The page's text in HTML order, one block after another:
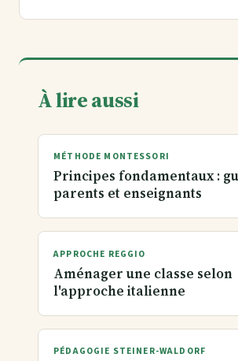
À lire aussi
MÉTHODE MONTESSORI
Principes fondamentaux :
parents et enseignants
APPROCHE REGGIO
Aménager une classe selon
l'approche italienne
PÉDAGOGIE STEINER-WALDORF